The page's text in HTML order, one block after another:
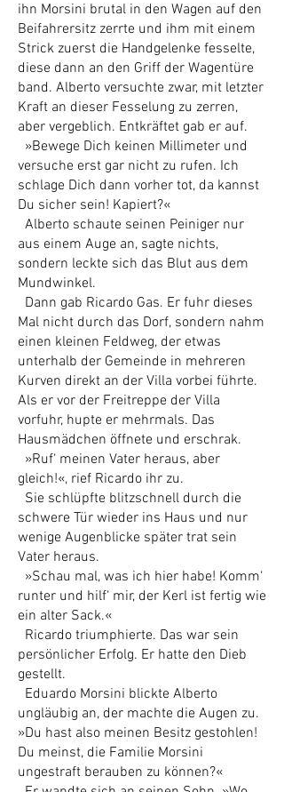
ihn Morsini brutal in den Wagen auf den
Beifahrersitz zerrte und ihm mit einem
Strick zuerst die Handgelenke fesselte,
diese dann an den Griff der Wagentüre
band. Alberto versuchte zwar, mit letzter
Kraft an dieser Fesselung zu zerren,
aber vergeblich. Entkräftet gab er auf.
»Bewege Dich keinen Millimeter und
versuche erst gar nicht zu rufen. Ich
schlage Dich dann vorher tot, da kannst
Du sicher sein! Kapiert?«
Alberto schaute seinen Peiniger nur
aus einem Auge an, sagte nichts,
sondern leckte sich das Blut aus dem
Mundwinkel.
Dann gab Ricardo Gas. Er fuhr dieses
Mal nicht durch das Dorf, sondern nahm
einen kleinen Feldweg, der etwas
unterhalb der Gemeinde in mehreren
Kurven direkt an der Villa vorbei führte.
Als er vor der Freitreppe der Villa
vorfuhr, hupte er mehrmals. Das
Hausmädchen öffnete und erschrak.
»Ruf‘ meinen Vater heraus, aber
gleich!«, rief Ricardo ihr zu.
Sie schlüpfte blitzschnell durch die
schwere Tür wieder ins Haus und nur
wenige Augenblicke später trat sein
Vater heraus.
»Schau mal, was ich hier habe! Komm‘
runter und hilf‘ mir, der Kerl ist fertig wie
ein alter Sack.«
Ricardo triumphierte. Das war sein
persönlicher Erfolg. Er hatte den Dieb
gestellt.
Eduardo Morsini blickte Alberto
ungläubig an, der machte die Augen zu.
»Du hast also meinen Besitz gestohlen!
Du meinst, die Familie Morsini
ungestraft berauben zu können?«